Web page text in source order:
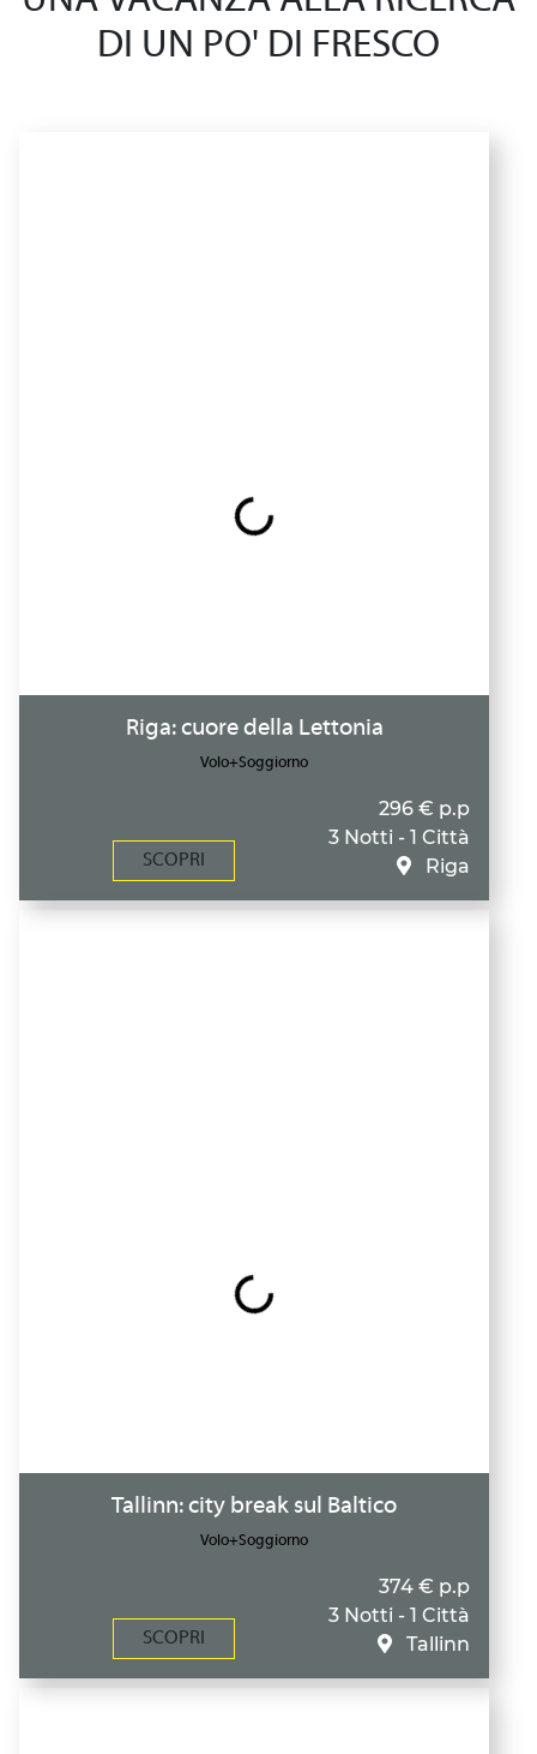
DI UN PO' DI FRESCO
Riga: cuore della Lettonia
Volo+Soggiorno
SCOPRI
296 € p.p
3 Notti - 1 Città
Riga
Tallinn: city break sul Baltico
Volo+Soggiorno
SCOPRI
374 € p.p
3 Notti - 1 Città
Tallinn